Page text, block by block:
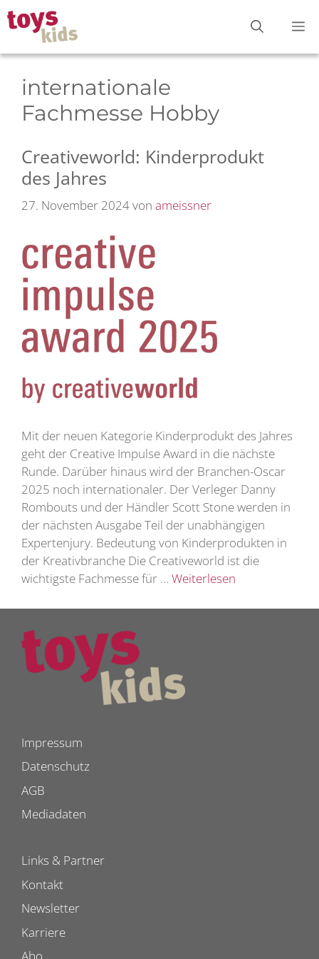
Zum
Inhalt
springen
internationale
Fachmesse Hobby
Creativeworld: Kinderprodukt
des Jahres
27. November 2024von ameissner
Mit der neuen Kategorie Kinderprodukt des Jahres
geht der Creative Impulse Award in die nächste
Runde. Darüber hinaus wird der Branchen-Oscar
2025 noch internationaler. Der Verleger Danny
Rombouts und der Händler Scott Stone werden in
der nächsten Ausgabe Teil der unabhängigen
Expertenjury. Bedeutung von Kinderprodukten in
der Kreativbranche Die Creativeworld ist die
wichtigste Fachmesse für … Weiterlesen
Impressum
Datenschutz
AGB
Mediadaten
Links & Partner
Kontakt
Newsletter
Karriere